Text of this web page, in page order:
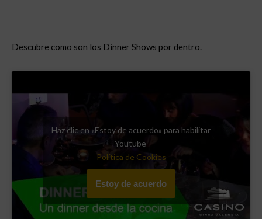
Descubre como son los Dinner Shows por dentro.
Haz clic en «Estoy de acuerdo» para habilitar
Youtube
Política de Cookies
Estoy de acuerdo